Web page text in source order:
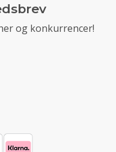
og konkurrencer!